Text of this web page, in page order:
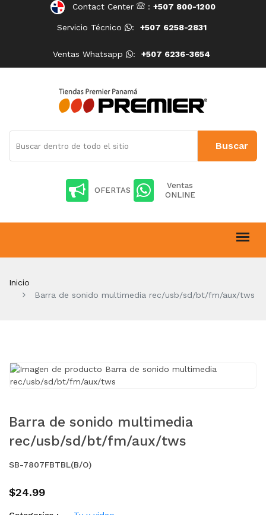
Contact Center : +507 800-1200
Servicio Técnico : +507 6258-2831
Ventas Whatsapp : +507 6236-3654
OFERTAS
Ventas
ONLINE
Inicio
Barra de sonido multimedia rec/usb/sd/bt/fm/aux/tws
Barra de sonido multimedia
rec/usb/sd/bt/fm/aux/tws
SB-7807FBTBL(B/O)
$24.99